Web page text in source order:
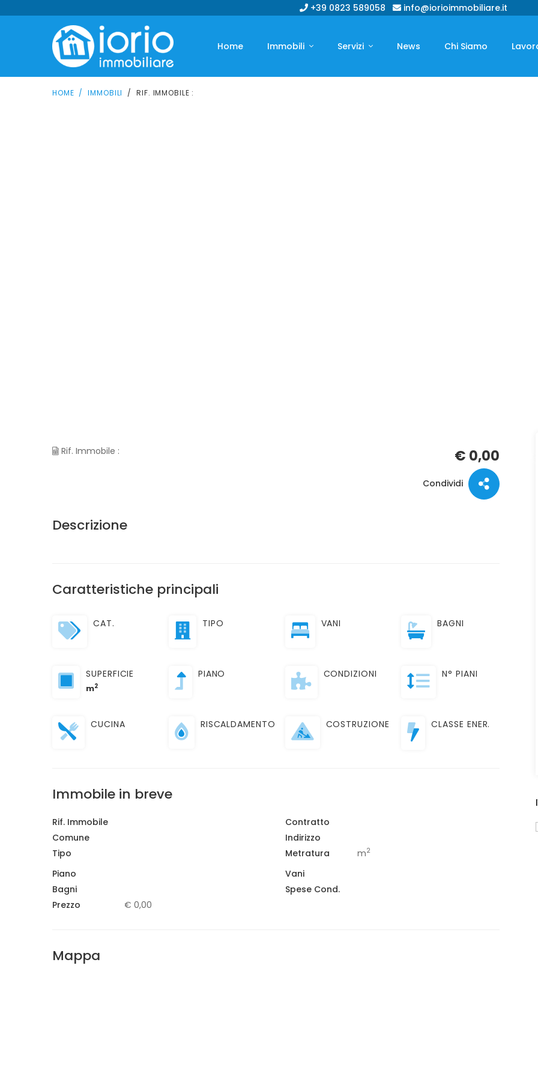
+39 0823 589058 info@iorioimmobiliare.it
Home Immobili Servizi News Chi Siamo
HOME IMMOBILI RIF. IMMOBILE :
Rif. Immobile : € 0,00
Condividi
Descrizione
Caratteristiche principali
CAT. TIPO VANI BAGNI
SUPERFICIE
m2
PIANO CONDIZIONI N° PIANI
CUCINA RISCALDAMENTO COSTRUZIONE CLASSE ENER.
Immobile in breve
Rif. Immobile
Contratto
Comune
Indirizzo
Tipo
Metratura m2
Piano
Vani
Bagni
Spese Cond.
Prezzo
€ 0,00
Mappa
SANTA MARIA CAPUA VETERE